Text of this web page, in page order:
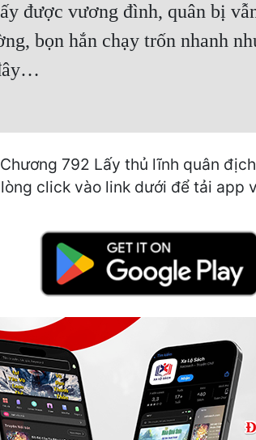
được vương đình, quân bị
bọn hắn chạy trốn nhanh
792 Lấy thủ lĩnh quân
click vào link dưới để tải app